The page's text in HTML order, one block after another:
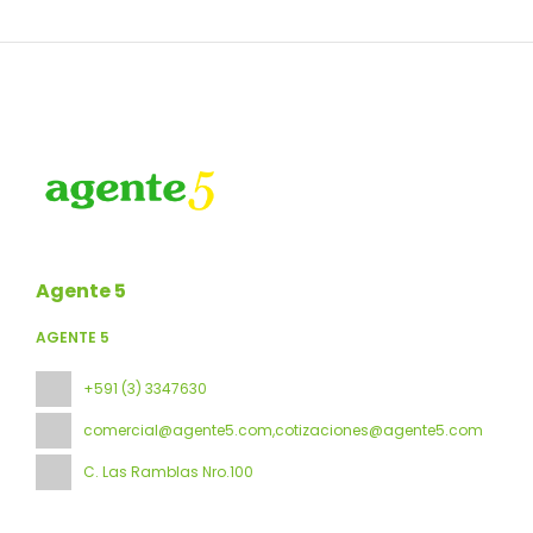
vestíbulo y tintorería a tu disposición. Se ofrece servicio
de transporte al aeropuerto (ida y vuelta) gratuito
disponible 24 horas.
Agente 5
AGENTE 5
+591 (3) 3347630
comercial@agente5.com,cotizaciones@agente5.com
C. Las Ramblas Nro.100